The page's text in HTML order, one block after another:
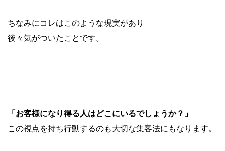
ちなみにコレはこのような現実があり
後々気がついたことです。
「お客様になり得る人はどこにいるでしょうか？」
この視点を持ち行動するのも大切な集客法にもなります。